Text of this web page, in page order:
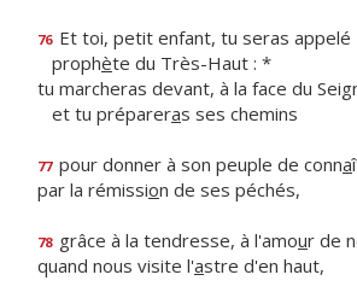
76 Et toi, petit enfant, tu seras appelé
prophète du Très-Haut : *
tu marcheras devant, à la face du
et tu prépareras ses chemins
77 pour donner à son peuple de conna
par la rémission de ses péchés,
78 grâce à la tendresse, à l'amour de
quand nous visite l'astre d'en haut,